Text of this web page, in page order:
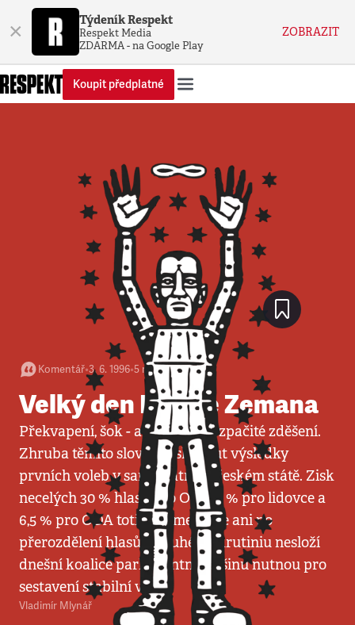
× Týdeník Respekt
Respekt Media
ZDARMA - na Google Play
ZOBRAZIT
Koupit předplatné
Komentář•3. 6. 1996•5 minut
Velký den Miloše Zemana
Překvapení, šok - a nakonec rozpačité zděšení.
Zhruba těmito slovy lze shrnout výsledky
prvních voleb v samostatném českém státě. Zisk
necelých 30 % hlasů pro ODS, 8 % pro lidovce a
6,5 % pro ODA totiž znamená, že ani po
přerozdělení hlasů v druhém skrutiniu nesloží
dnešní koalice parlamentní většinu nutnou pro
sestavení stabilní vlády.
Vladimír Mlynář